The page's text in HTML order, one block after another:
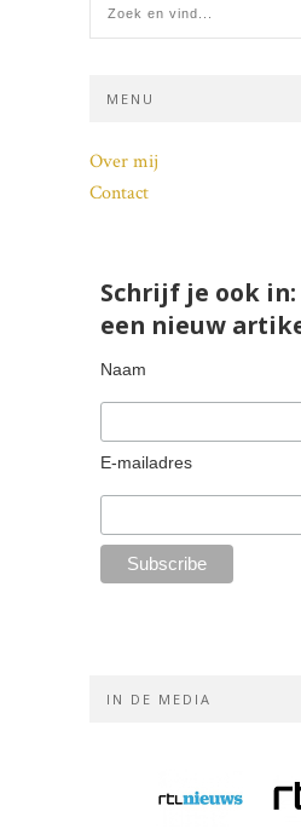
MENU
Over mij
Contact
Schrijf je ook
een nieuw
Naam
E-mailadres
IN DE MEDIA